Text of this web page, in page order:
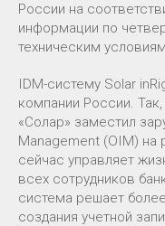
России на
информации по
техническим
IDM-систему Solar
компании России.
«Солар» заместил
Management (OIM) на
сейчас управляет
всех сотрудников
система решает
создания учетной